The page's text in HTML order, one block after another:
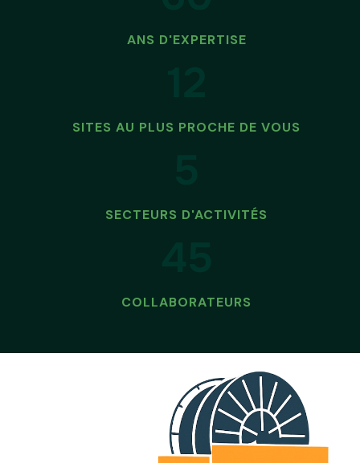
ANS D'EXPERTISE
SITES AU PLUS PROCHE DE VOUS
SECTEURS D'ACTIVITÉS
COLLABORATEURS